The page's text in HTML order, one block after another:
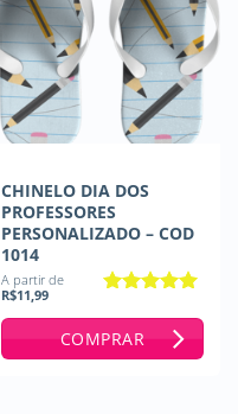
CHINELO DIA DOS
PROFESSORES
PERSONALIZADO – COD
1014
A partir de
R$11,99
COMPRAR